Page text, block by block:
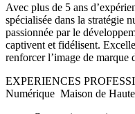
Avec plus de 5 ans
spécialisée dans la stratégie
passionnée par le
captivent et fidélisent.
renforcer l’image de marque
EXPERIENCES
Numérique Maison de